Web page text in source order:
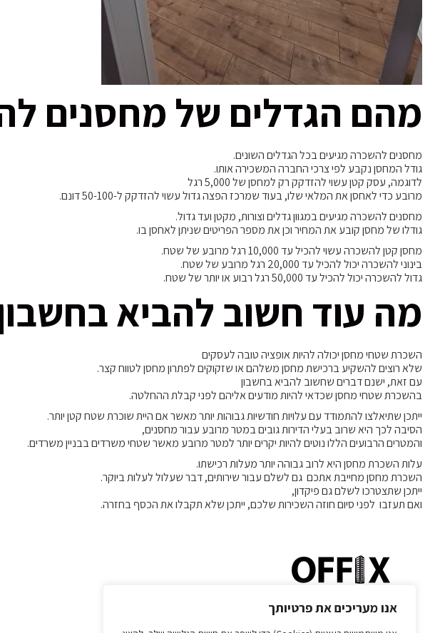
אנו מעריכים את פרטיותך
מהם הגדלים של מחסנים
מחסנים להשכרה מגיעים בכל הגדלים השונים.
גודל המחסן נקבע לפי צרכי החברה המשכירה אותו.
לדוגמה, עסק קטן עשוי להזדקק רק למחסן של 5,000 רגל
מרובע כדי לאחסן את המלאי שלו, בעוד שמרכז הפצה גדול עשוי להזדקק ל-50-100 דונם.
מחסנים להשכרה מגיעים במגוון גדלים וצורות, מקטן ועד גדול.
גודלו של מחסן קובע את המחיר וכן את מספר הפריטים שניתן לאחסן בו.
מחסן קטן להשכרה עשוי להכיל עד 10,000 רגל מרובע של שטח.
בינוני להשכרה יכול להכיל עד 20,000 רגל מרובע של שטח.
גדול להשכרה יכול להכיל עד 50,000 רגל רבוע או יותר של שטח.
מה עוד חשוב להביא
השכרת שטחי מחסן יכולה להיות אופציה טובה לעסקים
שלא רוצים להשקיע ברכישת מחסן משלהם או שזקוקים לפתרון מחסן לטווח קצר.
עם זאת, ישנם דברים שחשוב להביא בחשבון
בהשכרת שטחי מחסן שכדאי להיות מודעים אליהם לפני קבלת ההחלטה.
ייתכן שתיאלצו להתמודד עם עלויות חודשיות גבוהות יותר מאשר אם היית שוכרת שטח קטן יותר.
הסיבה לכך היא שרוב בעלי הדירות גובים במטר מרובע עבור מחסנים,
והמטרים הרבועים הללו נוטים להיות יקרים יותר למטר מרובע מאשר שטחי משרדים בבניין משרדים.
עלות השכרת מחסן היא לרוב גבוהה יותר מעלות רכישתו.
השכרת מחסן מחייבת אתכם גם לשלם עבור שירותים, דבר שעלול לעלות ביוקר.
ייתכן שתצטרכו לשלם גם פיקדון,
ואם תעזבו לפני סיום חוזה השכירות שלכם, ייתכן שלא תקבלו את הכסף בחזרה.